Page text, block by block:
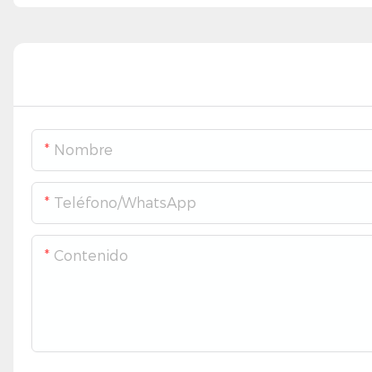
Nombre
Teléfono/WhatsApp
Contenido